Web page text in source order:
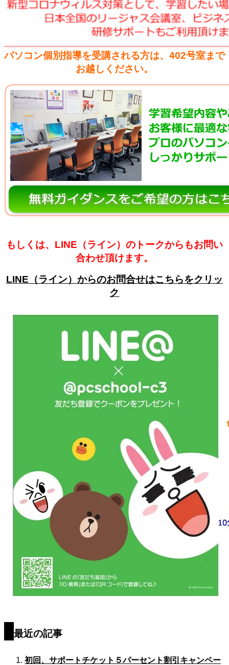
パソコン個別指導を受講される方は、402号室まで
お越しください。
もしくは、LINE（ライン）のトークからもお問い
合わせ頂けます。
LINE（ライン）からのお問合せはこちらをクリッ
ク
最近の記事
初回、サポートチケット５パーセント割引キャンペー